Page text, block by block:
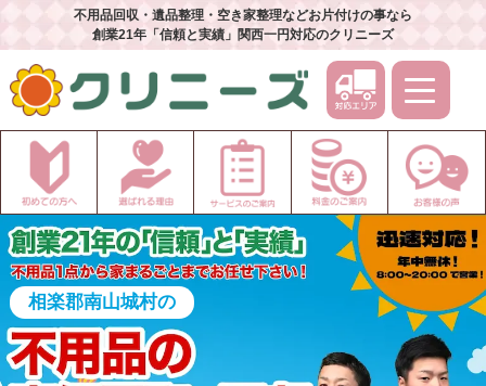
不用品回収・遺品整理・空き家整理などお片付けの事なら
創業21年「信頼と実績」関西一円対応のクリニーズ
相楽郡南山城村の